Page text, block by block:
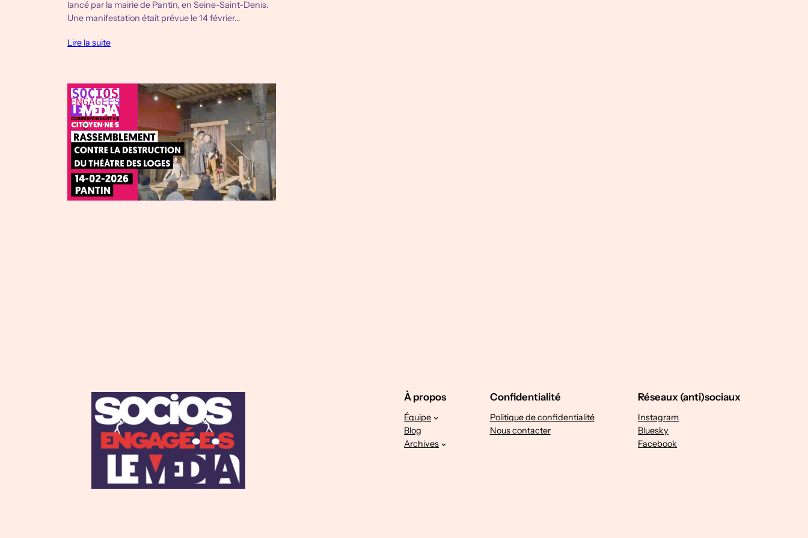
lancé par la mairie de Pantin, en Seine-Saint-Denis.
Une manifestation était prévue le 14 février…
Lire la suite
À propos
Équipe
Blog
Archives
Confidentialité
Politique de confidentialité
Nous contacter
Réseaux (anti)sociaux
Instagram
Bluesky
Facebook